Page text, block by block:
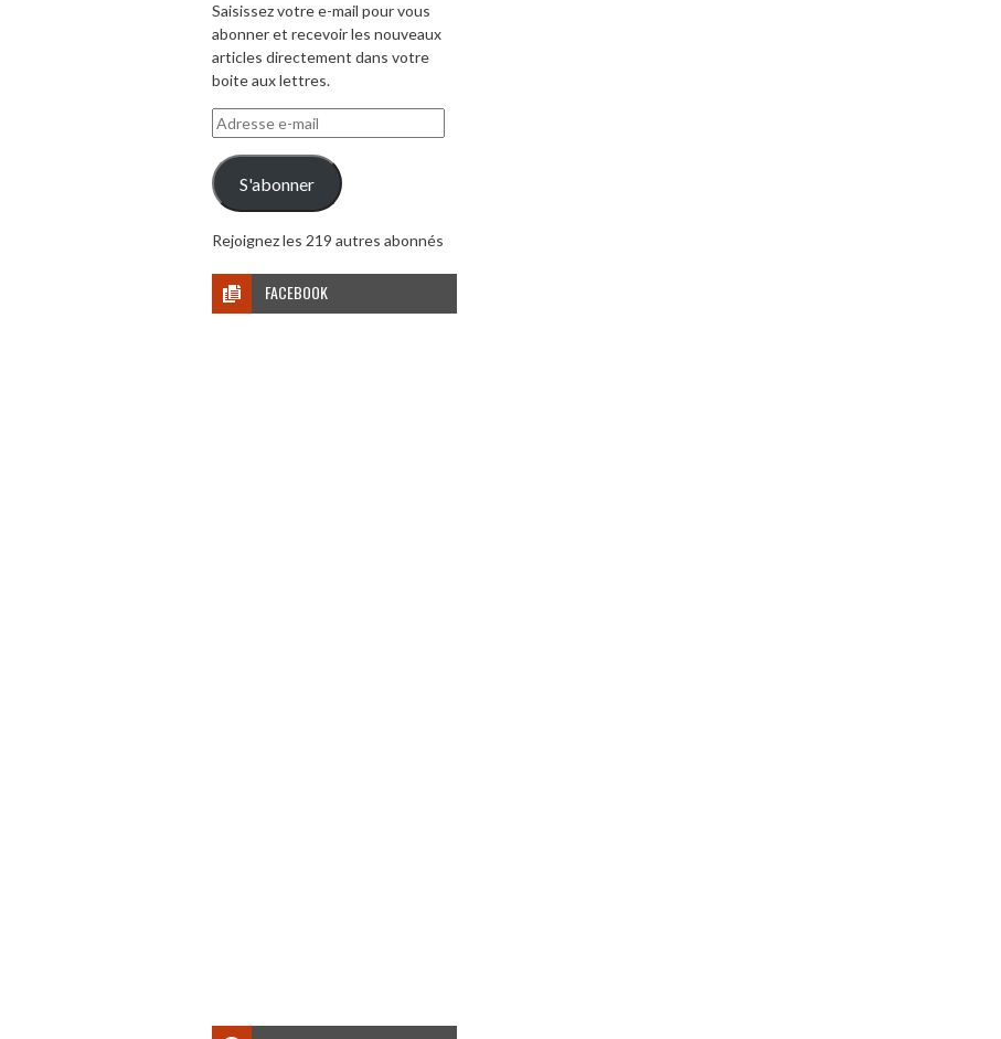
Saisissez votre e-mail pour vous
abonner et recevoir les nouveaux
articles directement dans votre
boite aux lettres.
Adresse
e-
mail
S'abonner
Rejoignez les 219 autres abonnés
FACEBOOK